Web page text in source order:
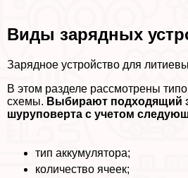
Виды зарядных
Зарядное устройство для
В этом разделе рассмотрены
схемы. Выбирают подходящий
шуруповерта с учетом
тип аккумулятора;
количество ячеек;